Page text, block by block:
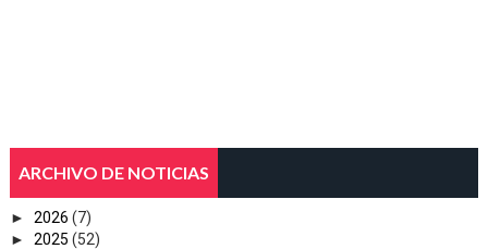
ARCHIVO DE NOTICIAS
► 2026 (7)
► 2025 (52)